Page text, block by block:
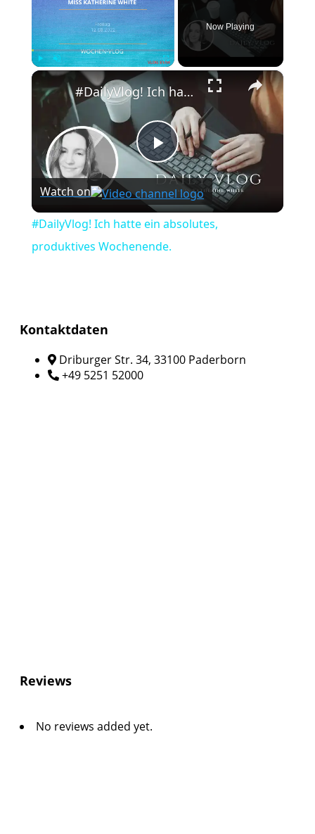
Play Unmute
Now Playing
×
Play
Video
#DailyVlog! Ich hatte ein absolutes, produktives Wochenende.
Watch on
#DailyVlog! Ich hatte ein absolutes,
produktives Wochenende.
Kontaktdaten
Driburger Str. 34, 33100 Paderborn
+49 5251 52000
Reviews
No reviews added yet.